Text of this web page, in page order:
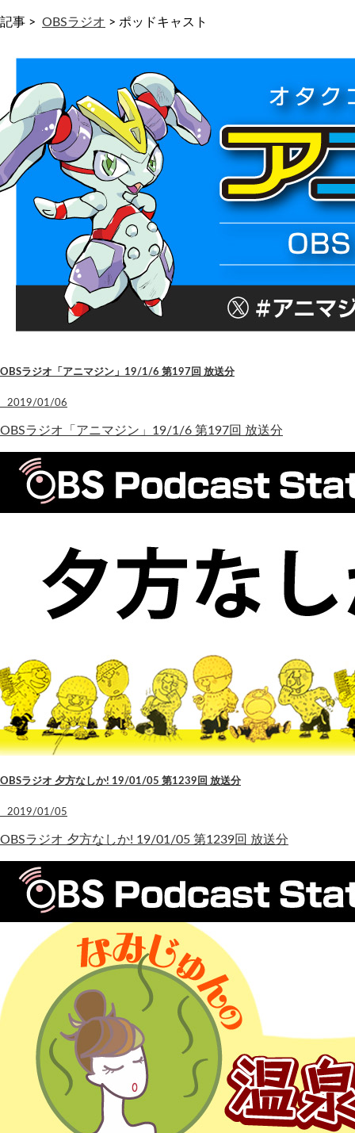
記事 > OBSラジオ > ポッドキャスト
OBSラジオ「アニマジン」19/1/6 第197回 放送分
2019/01/06
OBSラジオ「アニマジン」19/1/6 第197回 放送分
OBSラジオ 夕方なしか! 19/01/05 第1239回 放送分
2019/01/05
OBSラジオ 夕方なしか! 19/01/05 第1239回 放送分